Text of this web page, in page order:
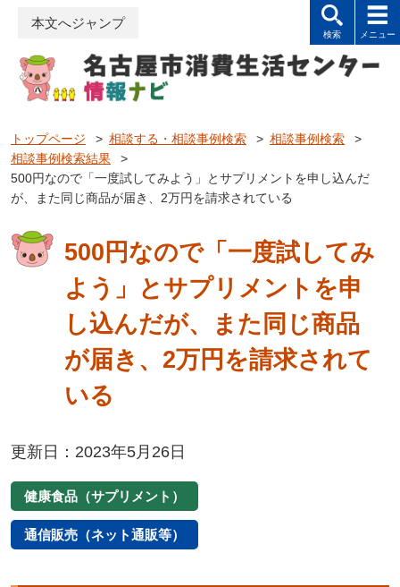
本文へジャンプ
トップページ > 相談する・相談事例検索 > 相談事例検索
>
相談事例検索結果
>
500円なので「一度試してみよう」とサプリメントを申し込んだ
が、また同じ商品が届き、2万円を請求されている
500円なので「一度試してみ
よう」とサプリメントを申
し込んだが、また同じ商品
が届き、2万円を請求されて
いる
更新日：2023年5月26日
健康食品（サプリメント）
通信販売（ネット通販等）